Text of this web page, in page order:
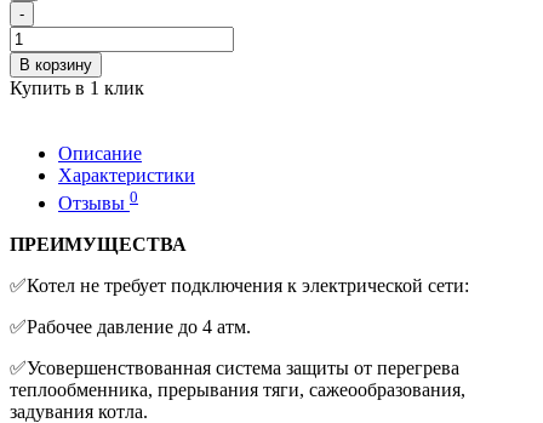
-
В корзину
Купить в 1 клик
Описание
Характеристики
Отзывы 0
ПРЕИМУЩЕСТВА
✅Котел не требует подключения к электрической сети:
✅Рабочее давление до 4 атм.
✅Усовершенствованная система защиты от перегрева
теплообменника, прерывания тяги, сажеообразования,
задувания котла.